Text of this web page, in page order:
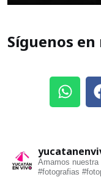
Síguenos
Amamos nuestra
#fotografias